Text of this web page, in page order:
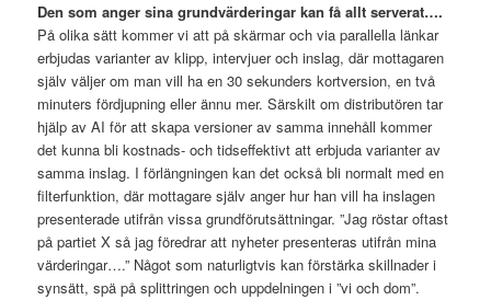
Den som anger sina grundvärderingar kan få allt serverat….
På olika sätt kommer vi att på skärmar och via parallella länkar
erbjudas varianter av klipp, intervjuer och inslag, där mottagaren
själv väljer om man vill ha en 30 sekunders kortversion, en två
minuters fördjupning eller ännu mer. Särskilt om distributören tar
hjälp av AI för att skapa versioner av samma innehåll kommer
det kunna bli kostnads- och tidseffektivt att erbjuda varianter av
samma inslag. I förlängningen kan det också bli normalt med en
filterfunktion, där mottagare själv anger hur han vill ha inslagen
presenterade utifrån vissa grundförutsättningar. ”Jag röstar oftast
på partiet X så jag föredrar att nyheter presenteras utifrån mina
värderingar….” Något som naturligtvis kan förstärka skillnader i
synsätt, spä på splittringen och uppdelningen i ”vi och dom”.